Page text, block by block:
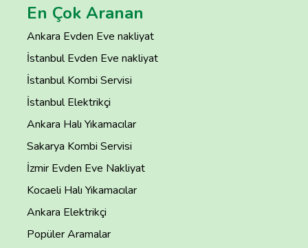
En Çok Aranan
Ankara Evden Eve nakliyat
İstanbul Evden Eve nakliyat
İstanbul Kombi Servisi
İstanbul Elektrikçi
Ankara Halı Yıkamacılar
Sakarya Kombi Servisi
İzmir Evden Eve Nakliyat
Kocaeli Halı Yıkamacılar
Ankara Elektrikçi
Popüler Aramalar